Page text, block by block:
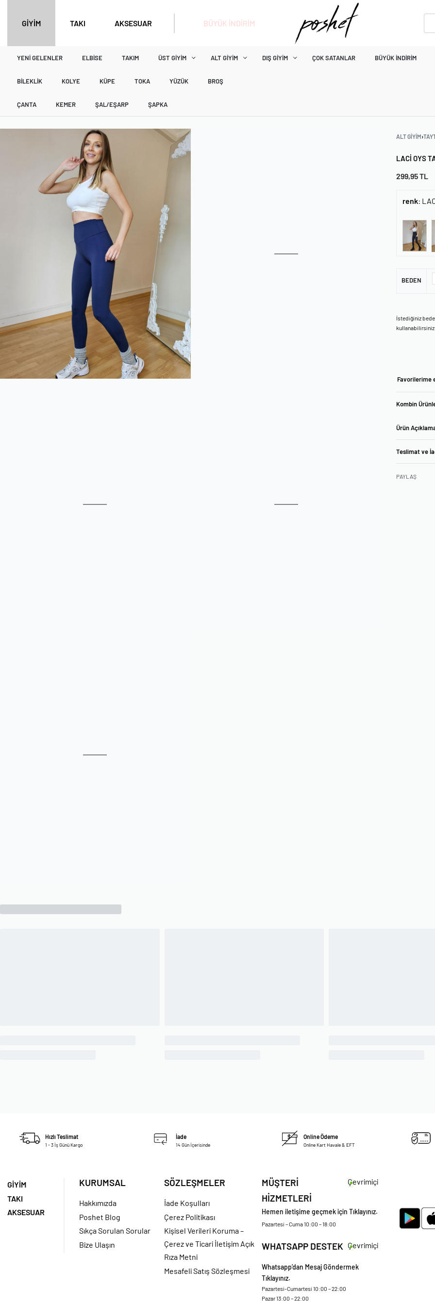
GİYİM TAKI AKSESUAR BÜYÜK İNDİRİM
YENI GELENLER ELBISE TAKIM ÜST GIYIM ALT GIYIM DIŞ GIYIM ÇOK SATANLAR BÜYÜK İNDIRIM
BILEKLIK KOLYE KÜPE TOKA YÜZÜK BROŞ
ÇANTA KEMER ŞAL/EŞARP ŞAPKA
ALT GIYIM›
LACI OYS
299,95TL
renk:
BEDEN
İstediğiniz
Favorilerime
Kombin
Ürün
Teslimat ve
PAYLAŞ
Hızlı Teslimat
1 - 3 İş Günü Kargo
İade
14 Gün İçerisinde
Online Ödeme
Online Kart Havale & EFT
GİYİM
TAKI
AKSESUAR
KURUMSAL
Hakkımızda
Poshet Blog
Sıkça Sorulan Sorular
Bize Ulaşın
SÖZLEŞMELER
İade Koşulları
Çerez Politikası
Kişisel Verileri Koruma –
Çerez ve Ticari İletişim Açık
Rıza Metni
Mesafeli Satış Sözleşmesi
MÜŞTERİ
HİZMETLERİ
Çevrimiçi
Hemen iletişime geçmek için Tıklayınız.
Pazartesi – Cuma 10:00 – 18:00
WHATSAPP DESTEK Çevrimiçi
Whatsapp’dan Mesaj Göndermek
Tıklayınız.
Pazartesi-Cumartesi 10:00 – 22:00
Pazar 13:00 – 22:00